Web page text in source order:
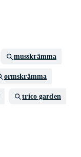
musskrämma
ormskrämma
trico garden